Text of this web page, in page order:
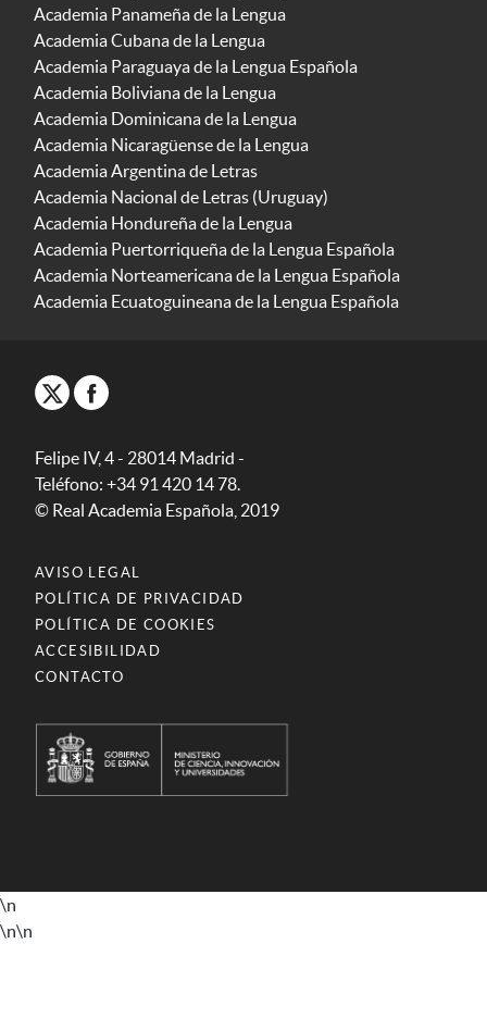
Academia Panameña de la Lengua
Academia Cubana de la Lengua
Academia Paraguaya de la Lengua Española
Academia Boliviana de la Lengua
Academia Dominicana de la Lengua
Academia Nicaragüense de la Lengua
Academia Argentina de Letras
Academia Nacional de Letras (Uruguay)
Academia Hondureña de la Lengua
Academia Puertorriqueña de la Lengua Española
Academia Norteamericana de la Lengua Española
Academia Ecuatoguineana de la Lengua Española
Felipe IV, 4 - 28014 Madrid -
Teléfono: +34 91 420 14 78.
© Real Academia Española, 2019
AVISO LEGAL
POLÍTICA DE PRIVACIDAD
POLÍTICA DE COOKIES
ACCESIBILIDAD
CONTACTO
\n
\n\n